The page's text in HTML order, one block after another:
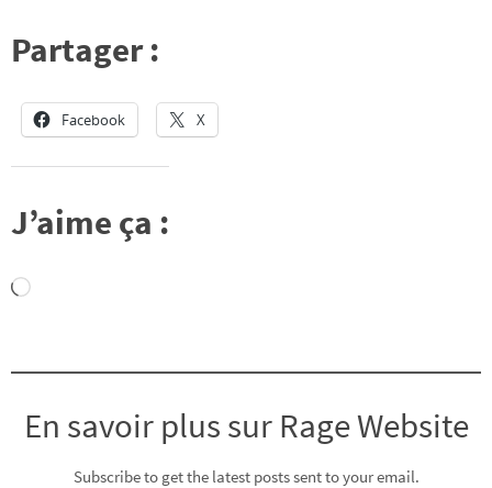
Partager :
Facebook X
J’aime ça :
Chargement…
En savoir plus sur Rage Website
Subscribe to get the latest posts sent to your email.